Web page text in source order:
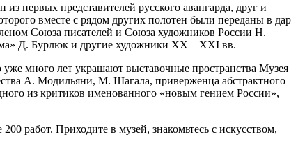
первых представителей русского авангарда, друг и
вместе с рядом других полотен были переданы в дар
Союза писателей и Союза художников России Н.
Д. Бурлюк и другие художники XX – XXI вв.
много лет украшают выставочные пространства Музея
А. Модильяни, М. Шагала, приверженца абстрактного
из критиков именованного «новым гением России»,
работ. Приходите в музей, знакомьтесь с искусством,